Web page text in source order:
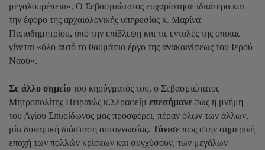
μεγαλοπρέπεια». Ο Σεβασμιώτατος ευχαρίστησε ιδιαίτερα και
την έφορο της αρχαιολογικής υπηρεσίας κ. Μαρίνα
Παπαδημητρίου, υπό την επίβλεψη και τις εντολές της οποίας
γίνεται «όλο αυτό το θαυμάσιο έργο της ανακαινίσεως του Ιερού
Ναού».
Σε άλλο σημείο του κηρύγματός του, ο Σεβασμιώτατος
Μητροπολίτης Πειραιώς κ.Σεραφείμ επεσήμανε πως η μνήμη
του Αγίου Σπυρίδωνος μας προσφέρει, πέραν όλων των άλλων,
μία δυναμική διάσταση αυτογνωσίας. Τόνισε πως στην σημερινή
εποχή των πολλών κρίσεων και συγχύσουν, των μεγάλων